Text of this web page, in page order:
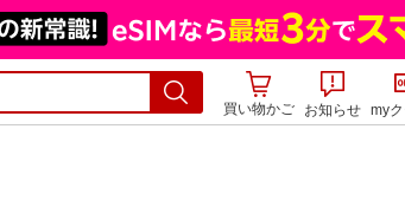
買い物かご お知らせ my